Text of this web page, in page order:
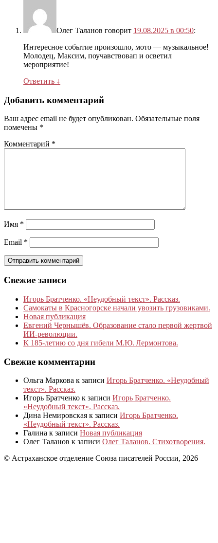
Олег Таланов говорит 19.08.2025 в 00:50:
Интересное событие произошло, мото — музыкальное!
Молодец, Максим, поучавствовап и осветил
мероприятие!
Ответить ↓
Добавить комментарий
Ваш адрес email не будет опубликован. Обязательные поля
помечены *
Комментарий *
Имя *
Email *
Свежие записи
Игорь Братченко. «Неудобный текст». Рассказ.
Самокаты в Красногорске начали увозить грузовиками.
Новая публикация
Евгений Чернышёв. Образование стало первой жертвой
ИИ-революции.
К 185‑летию со дня гибели М.Ю. Лермонтова.
Свежие комментарии
Ольга Маркова к записи Игорь Братченко. «Неудобный
текст». Рассказ.
Игорь Братченко к записи Игорь Братченко.
«Неудобный текст». Рассказ.
Дина Немировская к записи Игорь Братченко.
«Неудобный текст». Рассказ.
Галина к записи Новая публикация
Олег Таланов к записи Олег Таланов. Стихотворения.
© Астраханское отделение Союза писателей России, 2026